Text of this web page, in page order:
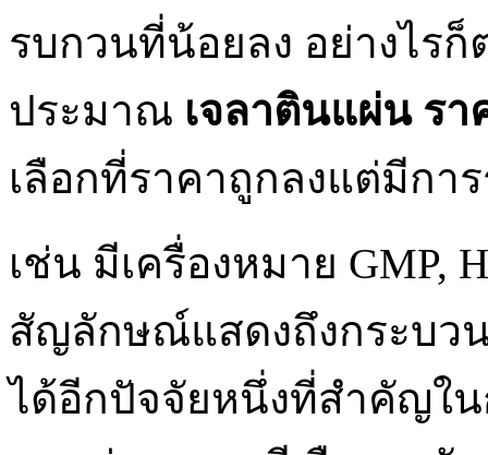
รบกวนที่น้อยลง อย่างไร
ประมาณ เจลาตินแผ่น รา
เลือกที่ราคาถูกลงแต่มีกา
เช่น มีเครื่องหมาย GMP,
สัญลักษณ์แสดงถึงกระบว
ได้อีกปัจจัยหนึ่งที่สำคัญใน